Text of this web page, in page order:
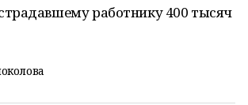
работнику 400 тысяч